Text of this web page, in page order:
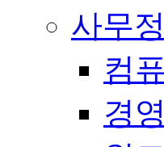
사무
컴
경